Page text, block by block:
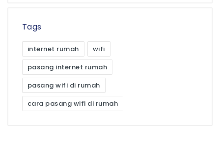
Tags
internet rumah
wifi
pasang internet rumah
pasang wifi di rumah
cara pasang wifi di rumah